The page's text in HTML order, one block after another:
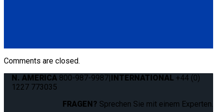
Comments are closed.
N. AMERICA 800-987-9987 INTERNATIONAL +44 (0)
1227 773035
FRAGEN? Sprechen Sie mit einem Experten.